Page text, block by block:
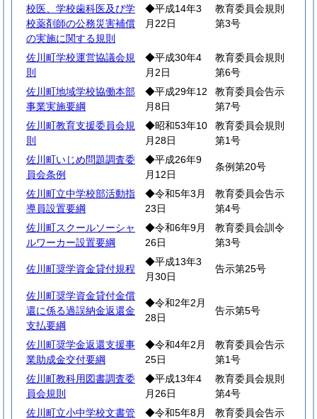
校医、学校歯科医及び学
校薬剤師の公務災害補償
の実施に関する規則
◆平成14年3
月22日
教育委員会規則
第3号
佐川町学校運営協議会規
則
◆平成30年4
月2日
教育委員会規則
第6号
佐川町地域学校協働本部
事業実施要綱
◆平成29年12
月8日
教育委員会告示
第7号
佐川町教育支援委員会規
則
◆昭和53年10
月28日
教育委員会規則
第1号
佐川町いじめ問題調査委
員会条例
◆平成26年9
月12日
条例第20号
佐川町立中学校部活動指
導員設置要綱
◆令和5年3月
23日
教育委員会告示
第4号
佐川町スクールソーシャ
ルワーカー設置要綱
◆令和6年9月
26日
教育委員会訓令
第3号
佐川町奨学資金貸付規程
◆平成13年3
月30日
告示第25号
佐川町奨学資金貸付金償
還に係る過誤納金返還金
支払要綱
◆令和2年2月
28日
告示第5号
佐川町奨学金返還支援事
業助成金交付要綱
◆令和4年2月
25日
教育委員会告示
第1号
佐川町教科用図書調査委
員会規則
◆平成13年4
月26日
教育委員会規則
第4号
佐川町立小中学校文書管
◆令和5年8月
教育委員会告示